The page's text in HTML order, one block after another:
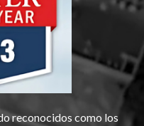
reconocidos como los